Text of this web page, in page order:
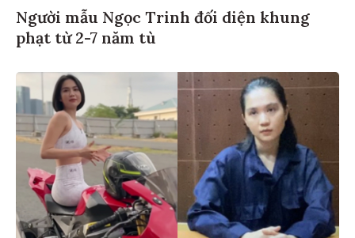
Người mẫu Ngọc Trinh đối diện khung
phạt từ 2-7 năm tù